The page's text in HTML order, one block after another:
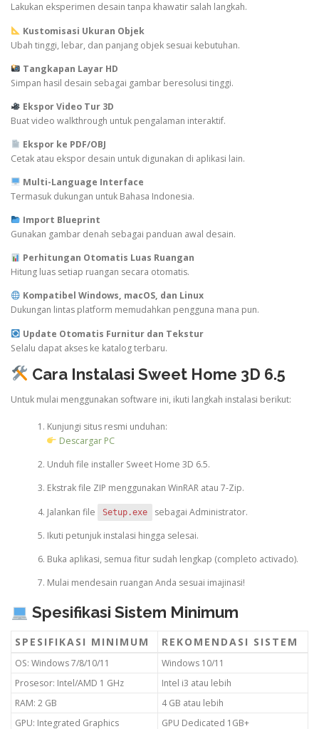
Lakukan eksperimen desain tanpa khawatir salah langkah.
Kustomisasi Ukuran Objek
Ubah tinggi, lebar, dan panjang objek sesuai kebutuhan.
Tangkapan Layar HD
Simpan hasil desain sebagai gambar beresolusi tinggi.
Ekspor Video Tur 3D
Buat video walkthrough untuk pengalaman interaktif.
Ekspor ke PDF/OBJ
Cetak atau ekspor desain untuk digunakan di aplikasi lain.
Multi-Language Interface
Termasuk dukungan untuk Bahasa Indonesia.
Import Blueprint
Gunakan gambar denah sebagai panduan awal desain.
Perhitungan Otomatis Luas Ruangan
Hitung luas setiap ruangan secara otomatis.
Kompatibel Windows, macOS, dan Linux
Dukungan lintas platform memudahkan pengguna mana pun.
Update Otomatis Furnitur dan Tekstur
Selalu dapat akses ke katalog terbaru.
Cara Instalasi Sweet Home 3D 6.5
Untuk mulai menggunakan software ini, ikuti langkah instalasi berikut:
Kunjungi situs resmi unduhan:
Descargar PC
Unduh file installer Sweet Home 3D 6.5.
Ekstrak file ZIP menggunakan WinRAR atau 7-Zip.
Jalankan file
Setup.exe
sebagai Administrator.
Ikuti petunjuk instalasi hingga selesai.
Buka aplikasi, semua fitur sudah lengkap (completo activado).
Mulai mendesain ruangan Anda sesuai imajinasi!
Spesifikasi Sistem Minimum
SPESIFIKASI MINIMUM REKOMENDASI SISTEM
OS: Windows 7/8/10/11
Windows 10/11
Prosesor: Intel/AMD 1 GHz
Intel i3 atau lebih
RAM: 2 GB
4 GB atau lebih
GPU: Integrated Graphics
GPU Dedicated 1GB+